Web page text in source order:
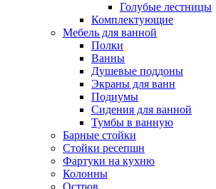
Голубые лестницы
Комплектующие
Мебель для ванной
Полки
Ванны
Душевые поддоны
Экраны для ванн
Подиумы
Сидения для ванной
Тумбы в ванную
Барные стойки
Стойки ресепшн
Фартуки на кухню
Колонны
Остров